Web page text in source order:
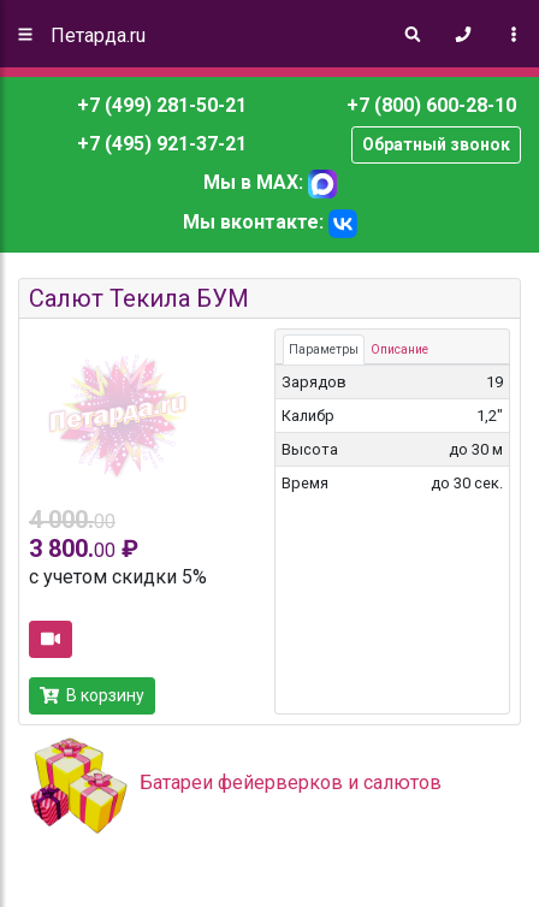
Петарда.ru
+7 (499) 281-50-21
+7 (495) 921-37-21
+7 (800) 600-28-10
Обратный звонок
Мы в MAX:
Мы вконтакте:
Салют Текила БУМ
4 000.00
3 800.00 ₽
с учетом скидки 5%
В корзину
Параметры Описание
Зарядов
19
Калибр
1,2"
Высота
до 30 м
Время
до 30 сек.
Батареи фейерверков и салютов